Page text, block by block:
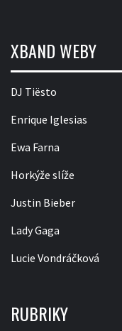
XBAND WEBY
DJ Tiësto
Enrique Iglesias
Ewa Farna
Horkýže slíže
Justin Bieber
Lady Gaga
Lucie Vondráčková
RUBRIKY